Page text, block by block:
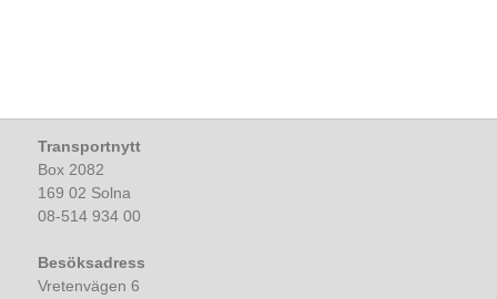
Transportnytt
Box 2082
169 02 Solna
08-514 934 00
Besöksadress
Vretenvägen 6